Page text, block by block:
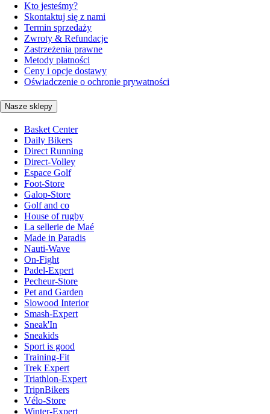
Kto jesteśmy?
Skontaktuj się z nami
Termin sprzedaży
Zwroty & Refundacje
Zastrzeżenia prawne
Metody płatności
Ceny i opcje dostawy
Oświadczenie o ochronie prywatności
Nasze sklepy
Basket Center
Daily Bikers
Direct Running
Direct-Volley
Espace Golf
Foot-Store
Galop-Store
Golf and co
House of rugby
La sellerie de Maé
Made in Paradis
Nauti-Wave
On-Fight
Padel-Expert
Pecheur-Store
Pet and Garden
Slowood Interior
Smash-Expert
Sneak'In
Sneakids
Sport is good
Training-Fit
Trek Expert
Triathlon-Expert
TripnBikers
Vélo-Store
Winter-Expert